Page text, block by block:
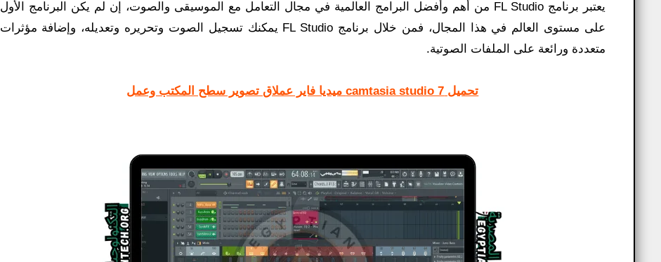
يعتبر برنامج FL Studio من أهم وأفضل البرامج العالمية في مجال التعامل مع الموسيقى والصوت، إن لم يكن البرنامج الأول
على مستوى العالم في هذا المجال، فمن خلال برنامج FL Studio يمكنك تسجيل الصوت وتحريره وتعديله، وإضافة مؤثرات
متعددة ورائعة على الملفات الصوتية.
تحميل camtasia studio 7 ميديا فاير عملاق تصوير سطح المكتب وعمل